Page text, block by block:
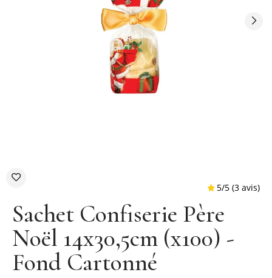
Sachet Confiserie Père
Noël 14x30,5cm (x100) -
Fond Cartonné